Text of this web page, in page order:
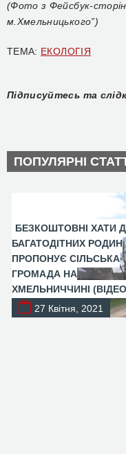
(Фото з Фейсбук-
м.Хмельницького”)
ТЕМА: ЕКОЛОГІЯ
Підписуйтесь та
ПОПУЛЯРНІ
БЕЗКОШТОВНІ ХАТИ
БАГАТОДІТНИХ РОДИН
ПРОПОНУЄ СІЛЬСЬКА
ГРОМАДА НА
ХМЕЛЬНИЧЧИНІ
27 Квітня, 2021